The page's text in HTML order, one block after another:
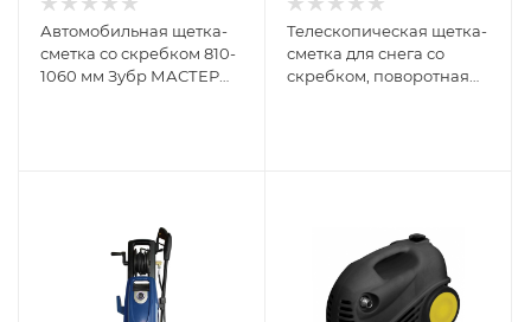
Автомобильная щетка-
сметка со скребком 810-
1060 мм Зубр МАСТЕР
Телескопическая щетка-
сметка для снега со
скребком, поворотная